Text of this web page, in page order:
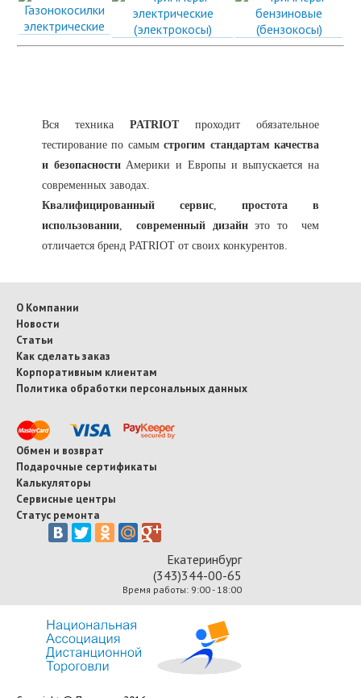
Вся техника PATRIOTпроходит обязательное
тестирование по самымстрогим стандартам качества
и безопасностиАмерики и Европы и выпускается на
современных заводах.
Квалифицированный сервис, простота в
использовании,современный дизайнэто то чем
отличается бренд PATRIOT от своих конкурентов.
О Компании
Новости
Статьи
Как сделать заказ
Корпоративным клиентам
Политика обработки персональных данных
Обмен и возврат
Подарочные сертификаты
Калькуляторы
Сервисные центры
Статус ремонта
Екатеринбург
(343)344-00-65
Время работы: 9:00 - 18:00